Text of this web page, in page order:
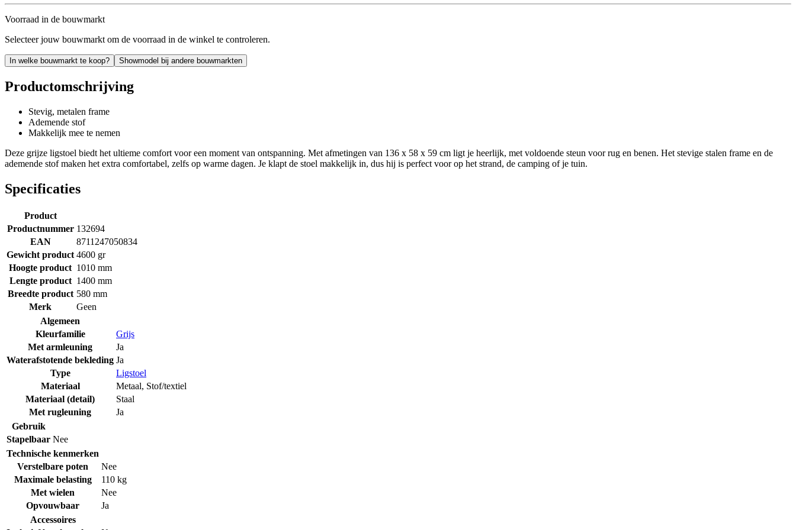
Voorraad in de bouwmarkt
Selecteer jouw bouwmarkt om de voorraad in de winkel te controleren.
In welke bouwmarkt te koop? Showmodel bij andere bouwmarkten
Productomschrijving
Stevig, metalen frame
Ademende stof
Makkelijk mee te nemen
Deze grijze ligstoel biedt het ultieme comfort voor een moment van ontspanning. Met afmetingen van 136 x 58 x 59 cm ligt je heerlijk, met voldoende steun voor rug en benen. Het stevige stalen frame en de
ademende stof maken het extra comfortabel, zelfs op warme dagen. Je klapt de stoel makkelijk in, dus hij is perfect voor op het strand, de camping of je tuin.
Specificaties
Product
Productnummer 132694
EAN
8711247050834
Gewicht product 4600 gr
Hoogte product 1010 mm
Lengte product 1400 mm
Breedte product 580 mm
Merk
Geen
Algemeen
Kleurfamilie
Grijs
Met armleuning
Ja
Waterafstotende bekleding Ja
Type
Ligstoel
Materiaal
Metaal, Stof/textiel
Materiaal (detail)
Staal
Met rugleuning
Ja
Gebruik
Stapelbaar Nee
Technische kenmerken
Verstelbare poten
Nee
Maximale belasting
110 kg
Met wielen
Nee
Opvouwbaar
Ja
Accessoires